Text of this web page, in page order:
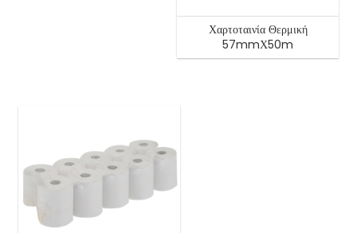
Χαρτοταινία Θερμική
57mmΧ50m